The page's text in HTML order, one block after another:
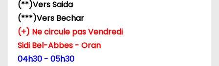
r
t
(**)Vers Saida
(***)Vers Bechar
(+) Ne circule pas Vendredi
Sidi Bel-Abbes - Oran
04h30 - 05h30